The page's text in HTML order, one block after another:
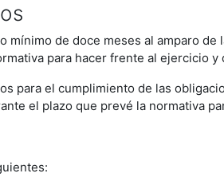
mínimo de doce meses al amparo
para hacer frente al ejercicio y
para el cumplimiento de las
el plazo que prevé la normativa